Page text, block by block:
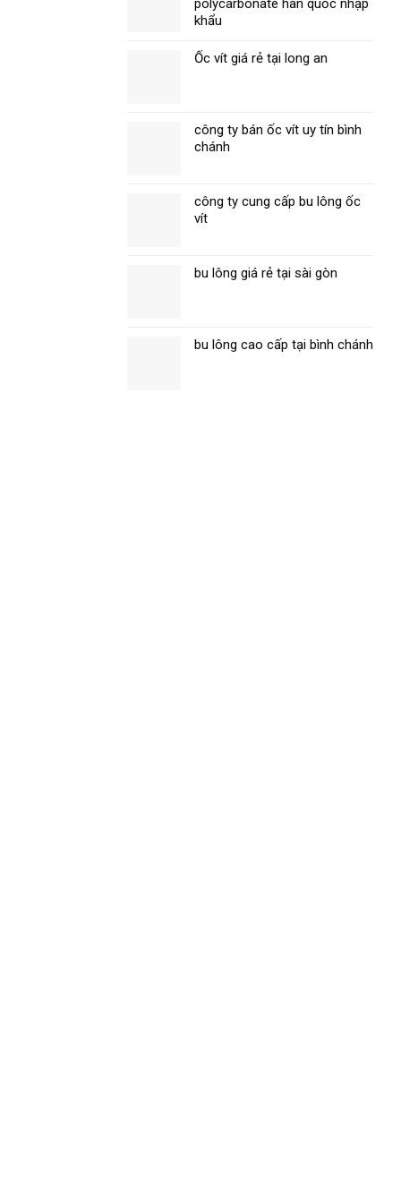
polycarbonate hàn quốc nhập
khẩu
Ốc vít giá rẻ tại long an
công ty bán ốc vít uy tín bình
chánh
công ty cung cấp bu lông ốc
vít
bu lông giá rẻ tại sài gòn
bu lông cao cấp tại bình chánh